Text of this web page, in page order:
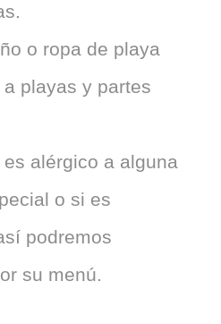
o ropa de playa
playas y partes
alérgico a alguna
o si es
podremos
su menú.